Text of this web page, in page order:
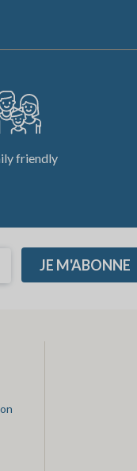
friendly
JE M'ABONNE